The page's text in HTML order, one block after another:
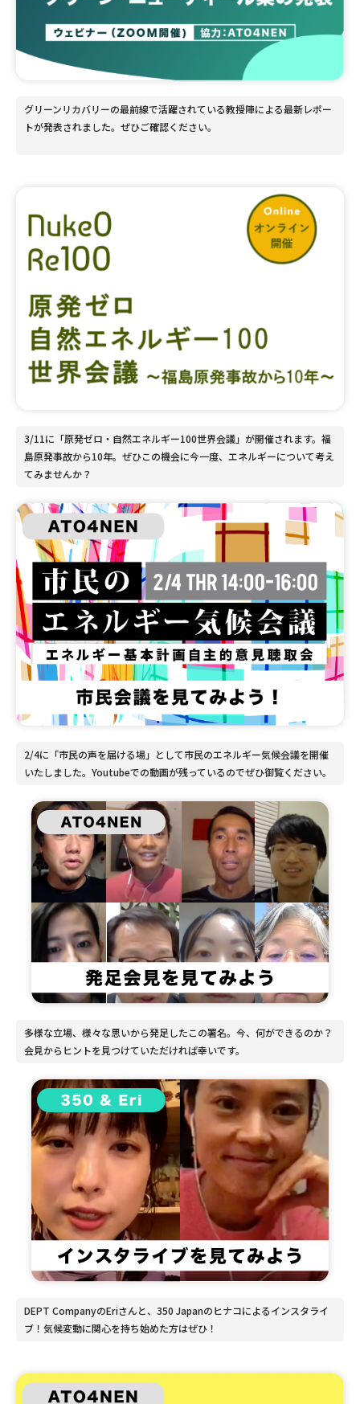
グリーンリカバリーの最前線で活躍されている教授陣による最新レポー
トが発表されました。ぜひご確認ください。
3/11に「原発ゼロ・自然エネルギー100世界会議」が開催されます。福
島原発事故から10年。ぜひこの機会に今一度、エネルギーについて考え
てみませんか？
2/4に「市民の声を届ける場」として市民のエネルギー気候会議を開催
いたしました。Youtubeでの動画が残っているのでぜひ御覧ください。
多様な立場、様々な思いから発足したこの署名。今、何ができるのか？
会見からヒントを見つけていただければ幸いです。
DEPT CompanyのEriさんと、350 Japanのヒナコによるインスタライ
ブ！気候変動に関心を持ち始めた方はぜひ！